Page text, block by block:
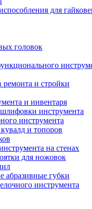
для
головок
ремонта и стройки
и инвентаря
инструмента
инструмента
и топоров
на стенах
для ножовок
губки
инструмента